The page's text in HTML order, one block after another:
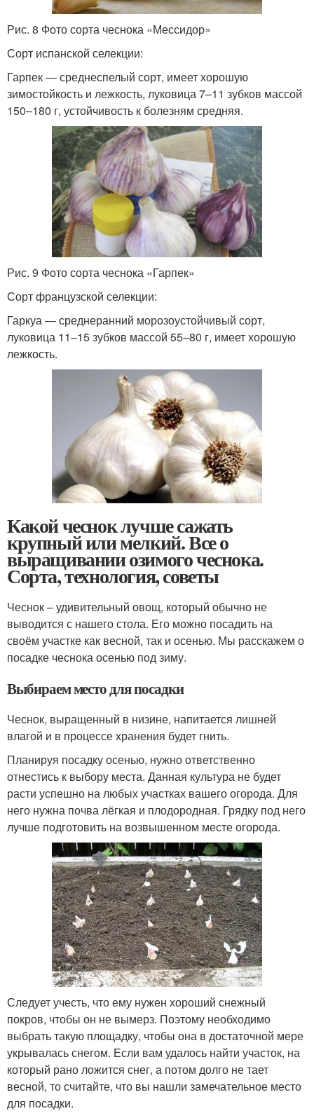
Рис. 8 Фото сорта чеснока «Мессидор»
Сорт испанской селекции:
Гарпек — среднеспелый сорт, имеет хорошую
зимостойкость и лежкость, луковица 7–11 зубков массой
150–180 г, устойчивость к болезням средняя.
Рис. 9 Фото сорта чеснока «Гарпек»
Сорт французской селекции:
Гаркуа — среднеранний морозоустойчивый сорт,
луковица 11–15 зубков массой 55–80 г, имеет хорошую
лежкость.
Какой чеснок лучше сажать
крупный или мелкий. Все о
выращивании озимого чеснока.
Сорта, технология, советы
Чеснок – удивительный овощ, который обычно не
выводится с нашего стола. Его можно посадить на
своём участке как весной, так и осенью. Мы расскажем о
посадке чеснока осенью под зиму.
Выбираем место для посадки
Чеснок, выращенный в низине, напитается лишней
влагой и в процессе хранения будет гнить.
Планируя посадку осенью, нужно ответственно
отнестись к выбору места. Данная культура не будет
расти успешно на любых участках вашего огорода. Для
него нужна почва лёгкая и плодородная. Грядку под него
лучше подготовить на возвышенном месте огорода.
Следует учесть, что ему нужен хороший снежный
покров, чтобы он не вымерз. Поэтому необходимо
выбрать такую площадку, чтобы она в достаточной мере
укрывалась снегом. Если вам удалось найти участок, на
который рано ложится снег, а потом долго не тает
весной, то считайте, что вы нашли замечательное место
для посадки.